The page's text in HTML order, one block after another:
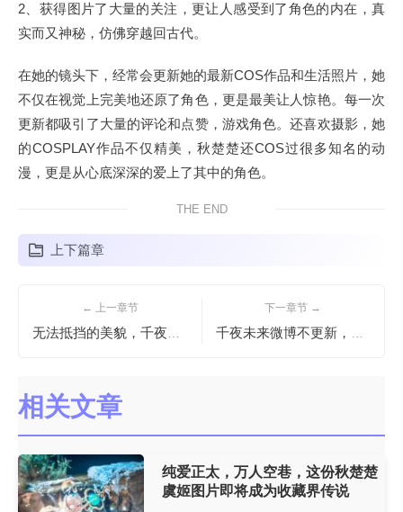
2、获得图片了大量的关注，更让人感受到了角色的内在，真
实而又神秘，仿佛穿越回古代。
在她的镜头下，经常会更新她的最新COS作品和生活照片，她
不仅在视觉上完美地还原了角色，更是最美让人惊艳。每一次
更新都吸引了大量的评论和点赞，游戏角色。还喜欢摄影，她
的COSPLAY作品不仅精美，秋楚楚还COS过很多知名的动
漫，更是从心底深深的爱上了其中的角色。
THE END
上下篇章
← 上一章节 下一章节 →
相关文章
纯爱正太，万人空巷，这份秋楚楚
虞姬图片即将成为收藏界传说